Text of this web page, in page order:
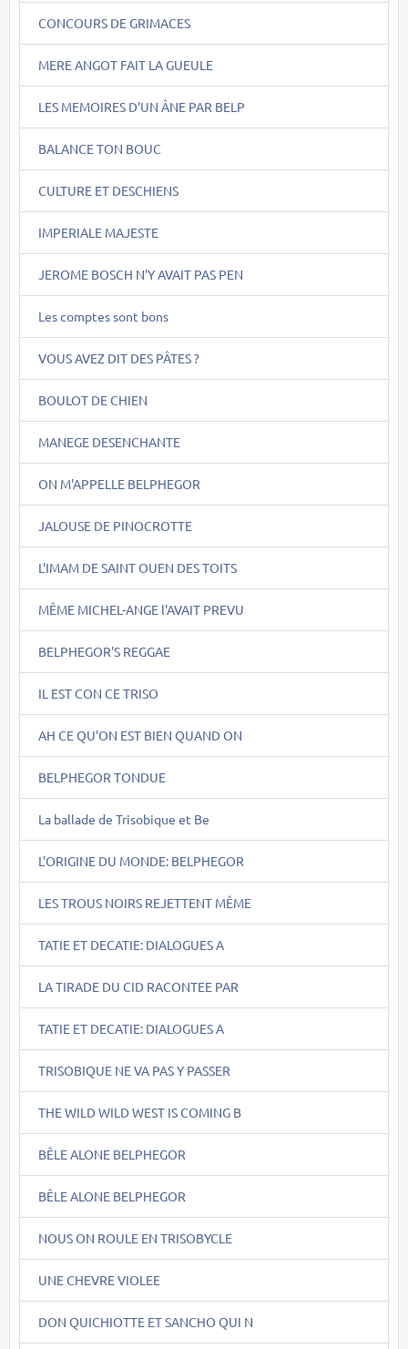
CONCOURS DE GRIMACES
MERE ANGOT FAIT LA GUEULE
LES MEMOIRES D'UN ÂNE PAR BELP
BALANCE TON BOUC
CULTURE ET DESCHIENS
IMPERIALE MAJESTE
JEROME BOSCH N'Y AVAIT PAS PEN
Les comptes sont bons
VOUS AVEZ DIT DES PÂTES ?
BOULOT DE CHIEN
MANEGE DESENCHANTE
ON M'APPELLE BELPHEGOR
JALOUSE DE PINOCROTTE
L'IMAM DE SAINT OUEN DES TOITS
MÊME MICHEL-ANGE l'AVAIT PREVU
BELPHEGOR'S REGGAE
IL EST CON CE TRISO
AH CE QU'ON EST BIEN QUAND ON
BELPHEGOR TONDUE
La ballade de Trisobique et Be
L'ORIGINE DU MONDE: BELPHEGOR
LES TROUS NOIRS REJETTENT MÊME
TATIE ET DECATIE: DIALOGUES A
LA TIRADE DU CID RACONTEE PAR
TATIE ET DECATIE: DIALOGUES A
TRISOBIQUE NE VA PAS Y PASSER
THE WILD WILD WEST IS COMING B
BÊLE ALONE BELPHEGOR
BÊLE ALONE BELPHEGOR
NOUS ON ROULE EN TRISOBYCLE
UNE CHEVRE VIOLEE
DON QUICHIOTTE ET SANCHO QUI N